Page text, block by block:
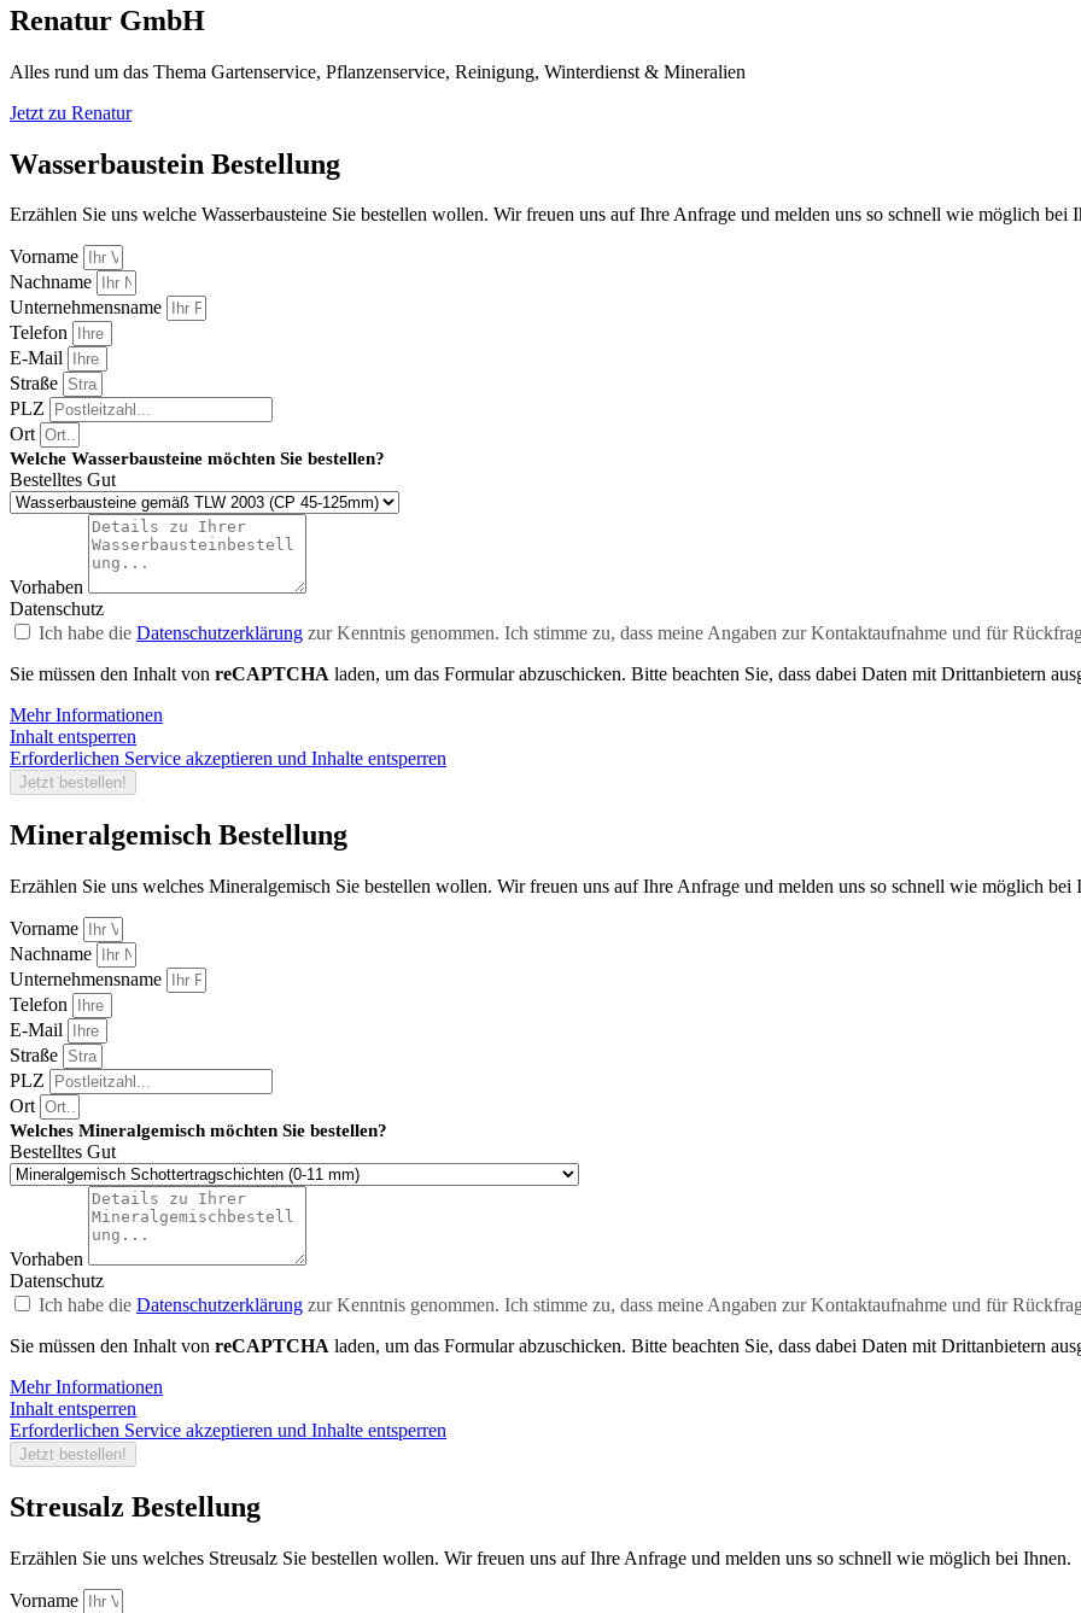
Renatur GmbH
Alles rund um das Thema Gartenservice, Pflanzenservice, Reinigung, Winterdienst & Mineralien
Jetzt zu Renatur
Wasserbaustein Bestellung
Erzählen Sie uns welche Wasserbausteine Sie bestellen wollen. Wir freuen uns auf Ihre Anfrage und melden uns so schnell wie möglich bei
Vorname
Nachname
Unternehmensname
Telefon
E-Mail
Straße
PLZ
Ort
Welche Wasserbausteine möchten Sie bestellen?
Bestelltes Gut
Vorhaben
Datenschutz
Ich habe die Datenschutzerklärung zur Kenntnis genommen. Ich stimme zu, dass meine Angaben zur Kontaktaufnahme und für
Sie müssen den Inhalt von reCAPTCHA laden, um das Formular abzuschicken. Bitte beachten Sie, dass dabei Daten mit Drittanbietern
Mehr Informationen
Inhalt entsperren
Erforderlichen Service akzeptieren und Inhalte entsperren
Jetzt bestellen!
Mineralgemisch Bestellung
Erzählen Sie uns welches Mineralgemisch Sie bestellen wollen. Wir freuen uns auf Ihre Anfrage und melden uns so schnell wie möglich bei
Vorname
Nachname
Unternehmensname
Telefon
E-Mail
Straße
PLZ
Ort
Welches Mineralgemisch möchten Sie bestellen?
Bestelltes Gut
Vorhaben
Datenschutz
Ich habe die Datenschutzerklärung zur Kenntnis genommen. Ich stimme zu, dass meine Angaben zur Kontaktaufnahme und für
Sie müssen den Inhalt von reCAPTCHA laden, um das Formular abzuschicken. Bitte beachten Sie, dass dabei Daten mit Drittanbietern
Mehr Informationen
Inhalt entsperren
Erforderlichen Service akzeptieren und Inhalte entsperren
Jetzt bestellen!
Streusalz Bestellung
Erzählen Sie uns welches Streusalz Sie bestellen wollen. Wir freuen uns auf Ihre Anfrage und melden uns so schnell wie möglich bei Ihnen.
Vorname